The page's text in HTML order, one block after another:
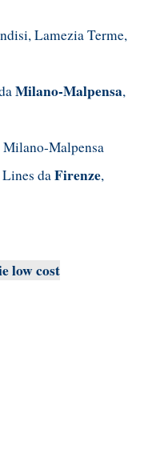
Lamezia Terme,
Milano-Malpensa,
Malpensa
daFirenze,
low cost